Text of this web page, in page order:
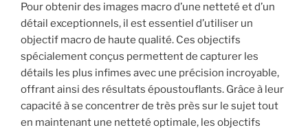
Pour obtenir des images macro d’une netteté et d’un
détail exceptionnels, il est essentiel d’utiliser un
objectif macro de haute qualité. Ces objectifs
spécialement conçus permettent de capturer les
détails les plus infimes avec une précision incroyable,
offrant ainsi des résultats époustouflants. Grâce à leur
capacité à se concentrer de très près sur le sujet tout
en maintenant une netteté optimale, les objectifs